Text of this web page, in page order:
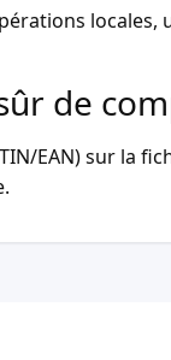
locales,
de
EAN) sur la